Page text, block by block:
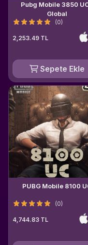
Pubg Mobile 3850
Global
(0)
2,253.49 TL
Sepete Ekle
PUBG Mobile 8100
(0)
4,744.83 TL